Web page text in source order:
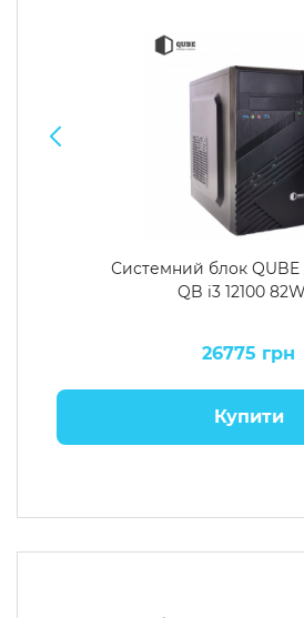
Системний блок
QB i3 12100
26775 грн
Купити